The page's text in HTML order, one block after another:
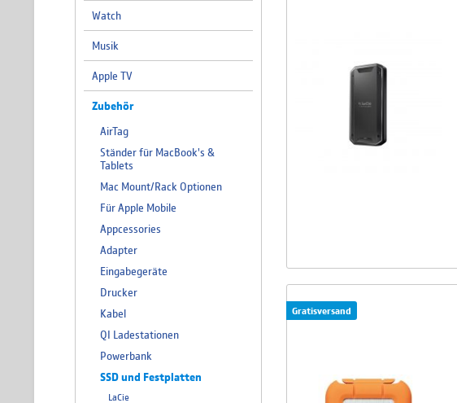
Watch
Musik
Apple TV
Zubehör
AirTag
Ständer für MacBook's &
Tablets
Mac Mount/Rack Optionen
Für Apple Mobile
Appcessories
Adapter
Eingabegeräte
Drucker
Kabel
QI Ladestationen
Powerbank
SSD und Festplatten
LaCie
Gratisversand